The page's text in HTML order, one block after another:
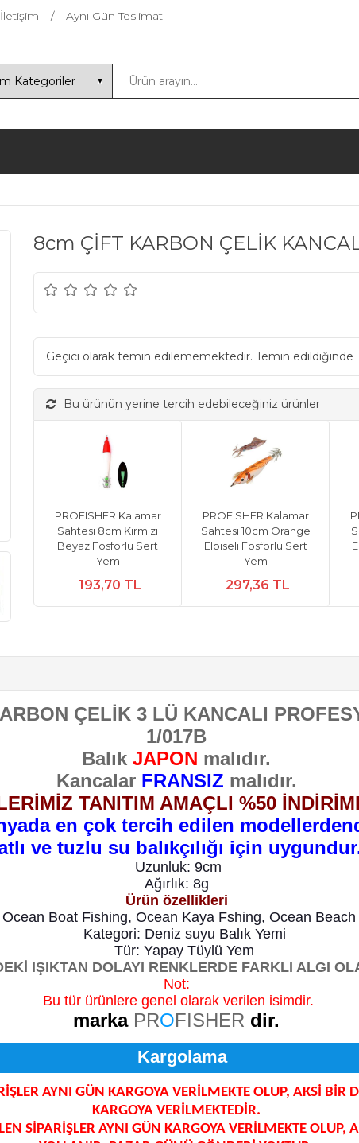
İletişim Aynı Gün Teslimat
8cm ÇİFT KARBON ÇELİK
Geçici olarak temin edilememektedir. Temin edildiğinde
Bu ürünün yerine tercih edebileceğiniz ürünler
PROFISHER Kalamar
Sahtesi 8cm Kırmızı
Beyaz Fosforlu Sert
Yem
193,70 TL
PROFISHER Kalamar
Sahtesi 10cm Orange
Elbiseli Fosforlu Sert
Yem
297,36 TL
ÇELİK 3 LÜ KANCALI
1/017B
Balık JAPON malıdır.
Kancalar FRANSIZ malıdır.
TANITIM AMAÇLI %50
en çok tercih edilen
ve tuzlu su balıkçılığı için
Uzunluk: 9cm
Ağırlık: 8g
Ürün özellikleri
Ocean Boat Fishing, Ocean Kaya Fshing, Ocean Beach
Kategori: Deniz suyu Balık Yemi
Tür: Yapay Tüylü Yem
IŞIKTAN DOLAYI RENKLERDE FARKLI ALGI
Not:
Bu tür ürünlere genel olarak verilen isimdir.
marka PROFISHER dir.
Kargolama
AYNI GÜN KARGOYA VERİLMEKTE OLUP, AKSİ
KARGOYA VERİLMEKTEDİR.
SİPARİŞLER AYNI GÜN KARGOYA VERİLMEKTE OLUP,